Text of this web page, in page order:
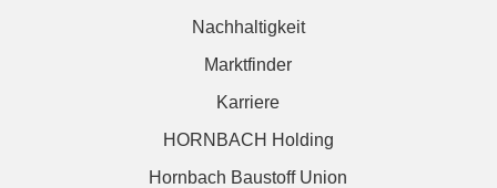
Nachhaltigkeit
Marktfinder
Karriere
HORNBACH Holding
Hornbach Baustoff Union